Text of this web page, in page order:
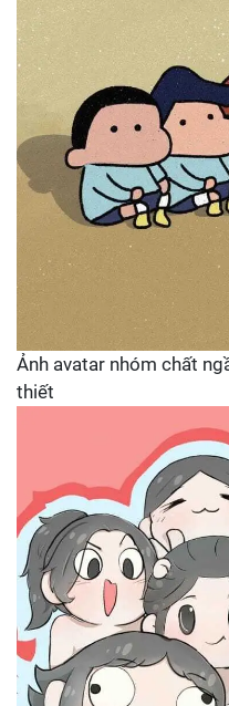
Ảnh avatar nhóm chất
thiết